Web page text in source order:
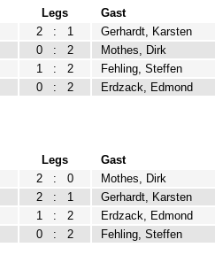
Legs
Gast
2 : 1
Gerhardt, Karsten
0 : 2
Mothes, Dirk
1 : 2
Fehling, Steffen
0 : 2 Erdzack, Edmond
Legs
Gast
2 : 0
Mothes, Dirk
2 : 1
Gerhardt, Karsten
1 : 2
Erdzack, Edmond
0 : 2 Fehling, Steffen